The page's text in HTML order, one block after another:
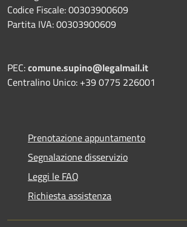
Codice Fiscale: 00303900609
Partita IVA: 00303900609
PEC:comune.supino@legalmail.it
Centralino Unico: +39 0775 226001
Prenotazione appuntamento
Segnalazione disservizio
Leggi le FAQ
Richiesta assistenza